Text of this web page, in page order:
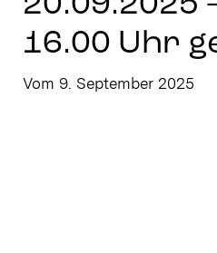
16.00 Uhr
Vom 9. September 2025